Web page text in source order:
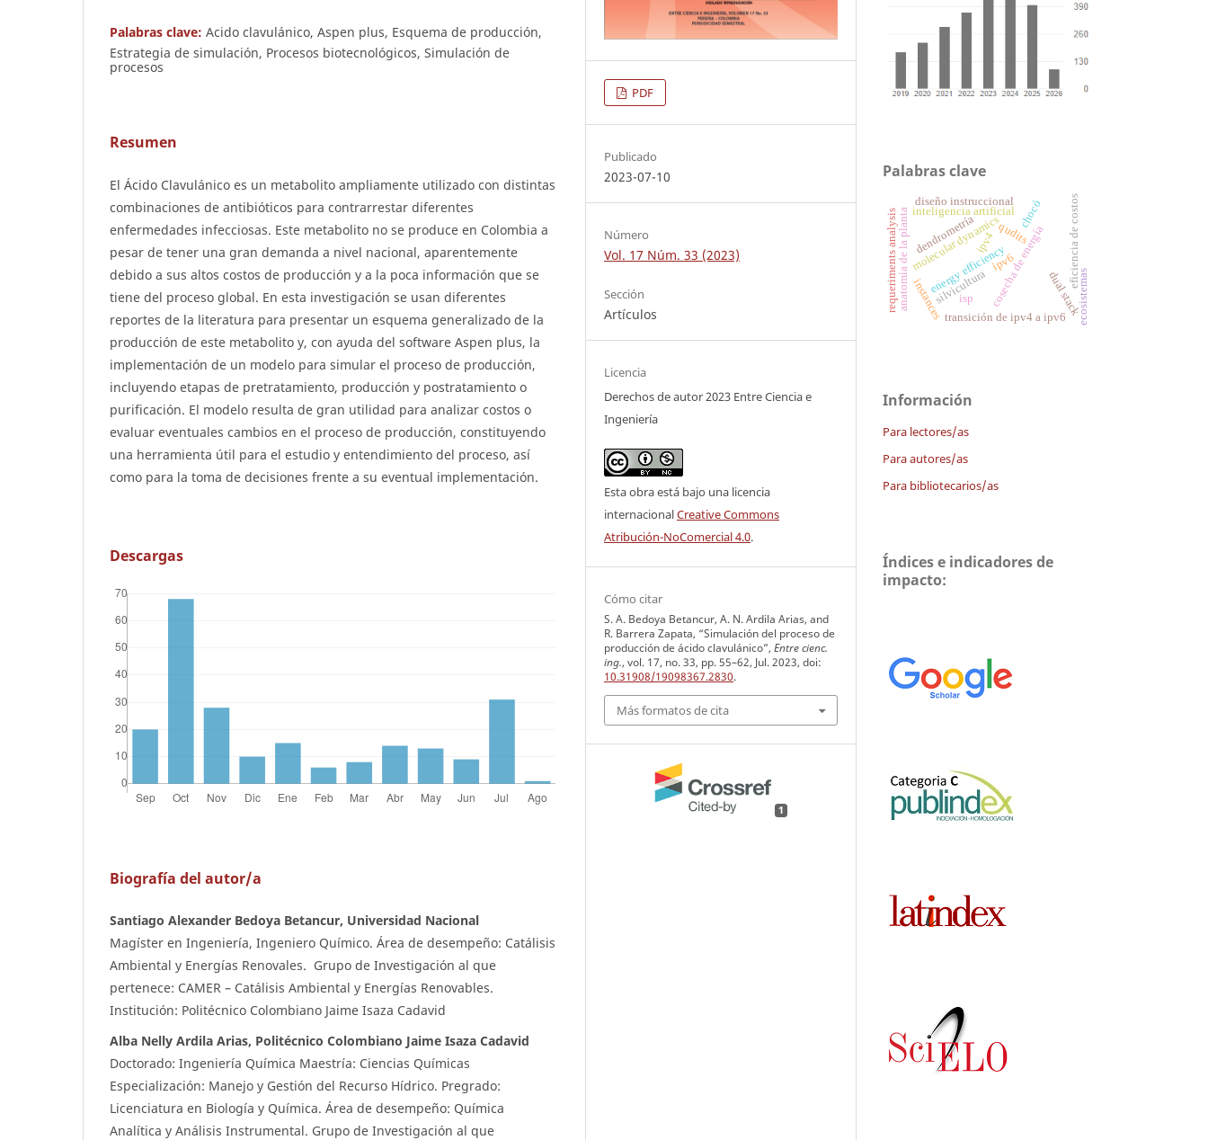
Palabras clave: Acido clavulánico, Aspen plus, Esquema de producción,
Estrategia de simulación, Procesos biotecnológicos, Simulación de
procesos
Resumen
El Ácido Clavulánico es un metabolito ampliamente utilizado con distintas
combinaciones de antibióticos para contrarrestar diferentes
enfermedades infecciosas. Este metabolito no se produce en Colombia a
pesar de tener una gran demanda a nivel nacional, aparentemente
debido a sus altos costos de producción y a la poca información que se
tiene del proceso global. En esta investigación se usan diferentes
reportes de la literatura para presentar un esquema generalizado de la
producción de este metabolito y, con ayuda del software Aspen plus, la
implementación de un modelo para simular el proceso de producción,
incluyendo etapas de pretratamiento, producción y postratamiento o
purificación. El modelo resulta de gran utilidad para analizar costos o
evaluar eventuales cambios en el proceso de producción, constituyendo
una herramienta útil para el estudio y entendimiento del proceso, así
como para la toma de decisiones frente a su eventual implementación.
Descargas
Biografía del autor/a
Santiago Alexander Bedoya Betancur, Universidad Nacional
Magíster en Ingeniería, Ingeniero Químico. Área de desempeño: Catálisis
Ambiental y Energías Renovales. Grupo de Investigación al que
pertenece: CAMER – Catálisis Ambiental y Energías Renovables.
Institución: Politécnico Colombiano Jaime Isaza Cadavid
Alba Nelly Ardila Arias, Politécnico Colombiano Jaime Isaza Cadavid
Doctorado: Ingeniería Química Maestría: Ciencias Químicas
Especialización: Manejo y Gestión del Recurso Hídrico. Pregrado:
Licenciatura en Biología y Química. Área de desempeño: Química
Analítica y Análisis Instrumental. Grupo de Investigación al que
PDF
Publicado
2023-07-10
Número
Vol. 17 Núm. 33 (2023)
Sección
Artículos
Licencia
Derechos de autor 2023 Entre Ciencia e
Ingeniería
Esta obra está bajo una licencia
internacionalCreative Commons
Atribución-NoComercial 4.0.
Cómo citar
S. A. Bedoya Betancur, A. N. Ardila Arias, and
R. Barrera Zapata, “Simulación del proceso de
producción de ácido clavulánico”, Entre cienc.
ing., vol. 17, no. 33, pp. 55–62, Jul. 2023, doi:
10.31908/19098367.2830.
Más formatos de cita
1
Palabras clave
cosecha de energía
ipv6
ipv4
energy efficiency
molecular dynamics eficiencia de costos
inteligencia artificial
qudits
anatomía de la plantadendrometría
silvicultura
requeriments analysis instances dual stack
isp
transición de ipv4 a ipv6
chocó
diseño instruccional
ecosistemas
Información
Para lectores/as
Para autores/as
Para bibliotecarios/as
Índices e indicadores de
impacto: